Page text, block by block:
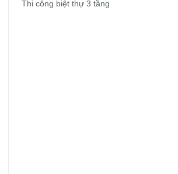
Thi công biệt thự 3 tầng